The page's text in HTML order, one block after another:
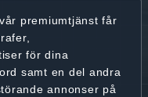
premiumtjänst får
för dina
samt en del andra
annonser på